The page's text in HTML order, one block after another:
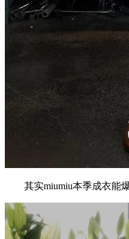
其实miumiu本季成衣能爆